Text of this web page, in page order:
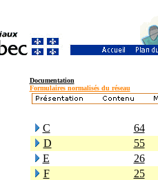
Documentation
Formulaires normalisés du réseau
C
64
D
55
E
26
F
25